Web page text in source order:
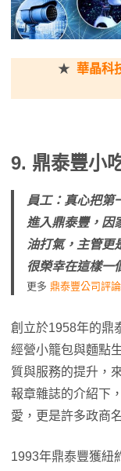
★ 華晶科
9. 鼎泰豐小
員工：真心把第
進入鼎泰豐，因
油打氣，主管更
很榮幸在這樣一
更多 鼎泰豐公司評論
創立於1958年的鼎
經營小籠包與麵點
質與服務的提升，
報章雜誌的介紹下
愛，更是許多政商
1993年鼎泰豐獲紐